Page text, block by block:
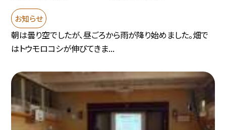
お知らせ
朝は曇り空でしたが、昼ごろから雨が降り始めました。畑で
はトウモロコシが伸びてきま...